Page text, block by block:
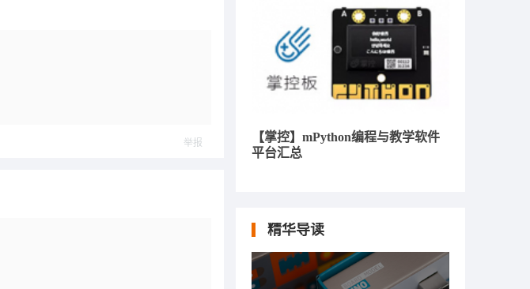
举报
【掌控】mPython编程与教学软件
平台汇总
精华导读